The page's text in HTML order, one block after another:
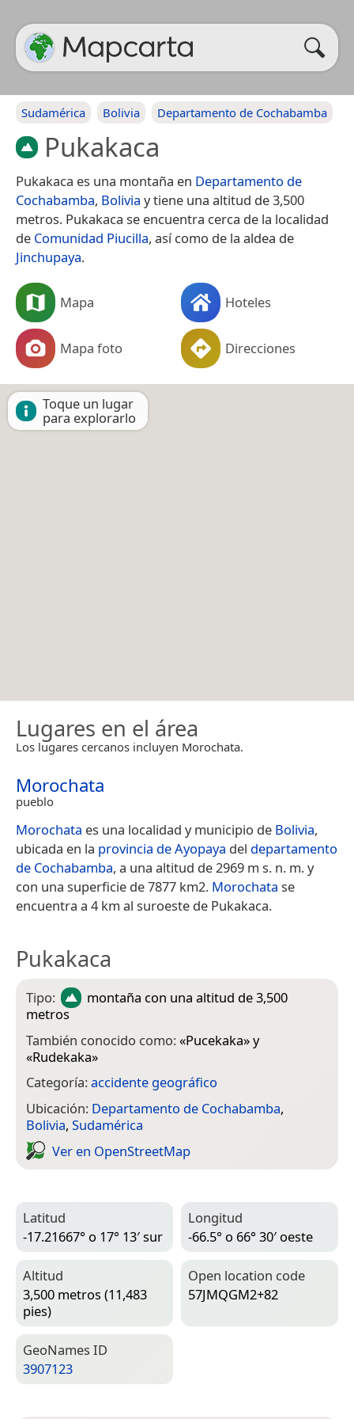
Sudamérica Bolivia Departamento de Cochabamba
Pukakaca
Pukakaca es una montaña en Departamento de
Cochabamba, Bolivia y tiene una altitud de 3,500
metros. Pukakaca se encuentra cerca de la localidad
de Comunidad Piucilla, así como de la aldea de
Jinchupaya.
Mapa Hoteles
Mapa foto Direcciones
Toque un lugar
para explorarlo
Lugares en el área
Los lugares cercanos incluyen Morochata.
Morochata
pueblo
Morochata es una localidad y municipio de Bolivia,
ubicada en la provincia de Ayopaya del departamento
de Cochabamba, a una altitud de 2969 m s. n. m. y
con una superficie de 7877 km2. Morochata se
encuentra a 4 km al suroeste de Pukakaca.
Pukakaca
Tipo: montaña con una altitud de 3,500
metros
También conocido como:«Pucekaka» y
«Rudekaka»
Categoría:accidente geográfico
Ubicación: Departamento de Cochabamba,
Bolivia, Sudamérica
Ver en Open­Street­Map
Latitud
-17.21667° o 17° 13′ sur
Longitud
-66.5° o 66° 30′ oeste
Altitud
3,500 metros (11,483
pies)
Open location code
57JMQGM2+82
Geo­Names ID
3907123